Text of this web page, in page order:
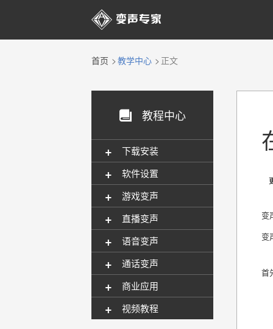

首页 教学中心 正文
 教程中心
下载安装
+
软件设置
+
游戏变声
+
直播变声
+
语音变声
+
通话变声
+
商业应用
+
视频教程
+
变
变
首